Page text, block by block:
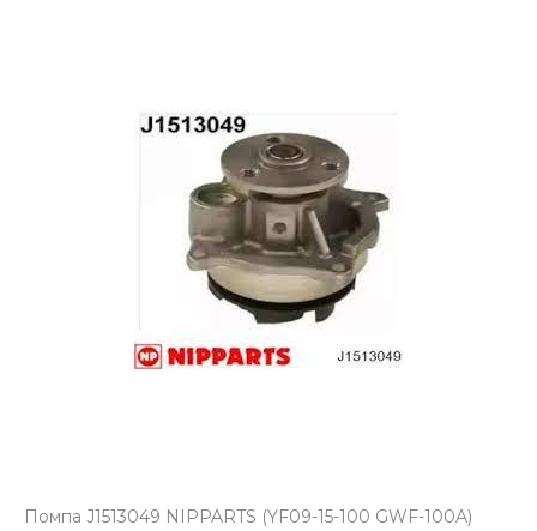
Помпа J1513049 NIPPARTS (YF09-15-100 GWF-100A)